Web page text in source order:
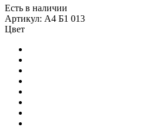
Есть в наличии
Артикул: А4 Б1 013
Цвет